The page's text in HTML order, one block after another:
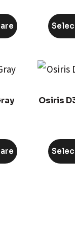
Osiris